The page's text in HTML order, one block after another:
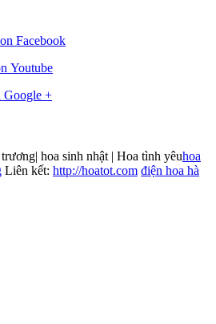
Facebook
Youtube
Google +
hoa sinh nhật | Hoa tình yêuhoa
Liên kết: http://hoatot.com điện hoa hà